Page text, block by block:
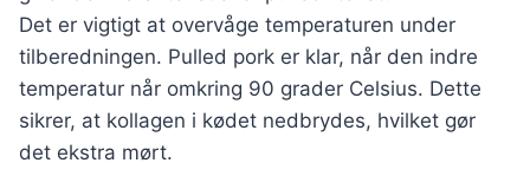
Det er vigtigt at overvåge temperaturen under
tilberedningen. Pulled pork er klar, når den indre
temperatur når omkring 90 grader Celsius. Dette
sikrer, at kollagen i kødet nedbrydes, hvilket gør
det ekstra mørt.